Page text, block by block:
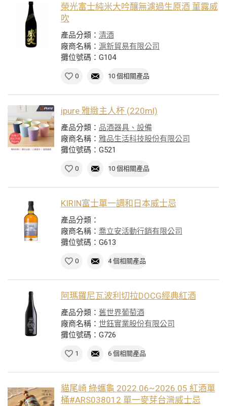
榮光富士純米大吟釀無濾過生原酒 菫露威
吹
產品分類： 清酒
廠商名稱： 滬新貿易有限公司
攤位號碼：G104
0 10 個相關產品
ipure 雅緻主人杯 (220ml)
產品分類： 品酒器具、設備
廠商名稱： 雅品生活科技股份有限公司
攤位號碼：G521
0 10 個相關產品
KIRIN富士單一調和日本威士忌
產品分類：
廠商名稱： 喬立安活動行銷有限公司
攤位號碼：G613
0 4 個相關產品
阿瑪羅尼瓦波利切拉DOCG經典紅酒
產品分類： 舊世界葡萄酒
廠商名稱： 世鈺實業股份有限公司
攤位號碼：G726
1 6 個相關產品
貓尾崎 綠蠵龜 2022.06~2026.05 紅酒單
桶#ARS038012 單一麥芽台灣威士忌